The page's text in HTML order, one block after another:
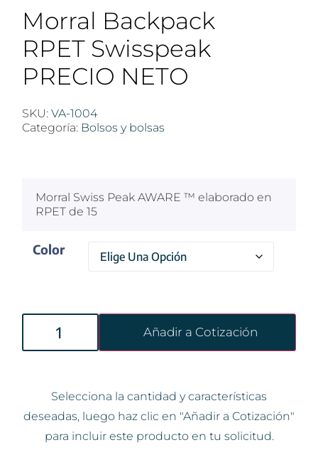
Morral Backpack
RPET Swisspeak
PRECIO NETO
SKU: VA-1004
Categoría: Bolsos y bolsas
Morral Swiss Peak AWARE ™ elaborado en
RPET de 15
Color
Añadir a Cotización
Selecciona la cantidad y características
deseadas, luego haz clic en "Añadir a Cotización"
para incluir este producto en tu solicitud.